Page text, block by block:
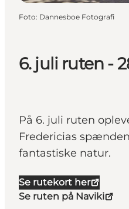
6. juli ruten -
På 6. juli ruten
Fredericias
fantastiske natur.
Se rutekort her
Se ruten på Naviki
Foto: Dannesboe Fotografi